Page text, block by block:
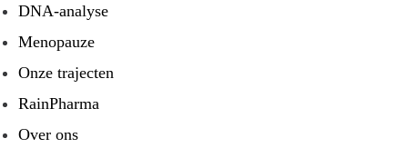
DNA-analyse
Menopauze
Onze trajecten
RainPharma
Over ons